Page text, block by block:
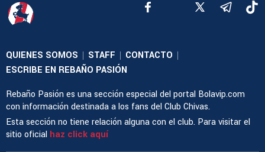
QUIENES SOMOS | STAFF | CONTACTO |
ESCRIBE EN REBAÑO PASIÓN
Rebaño Pasión es una sección especial del portal Bolavip.com
con información destinada a los fans del Club Chivas.
Esta sección no tiene relación alguna con el club. Para visitar el
sitio oficial haz click aquí